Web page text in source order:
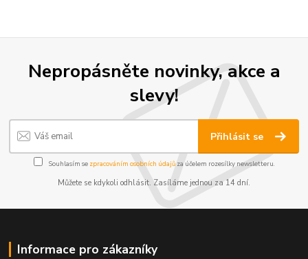
Nepropásněte novinky, akce a
slevy!
Přihlásit se
Souhlasím se zpracováním osobních údajůza účelem rozesílky newsletteru.
Můžete se kdykoli odhlásit. Zasíláme jednou za 14 dní.
Informace pro zákazníky